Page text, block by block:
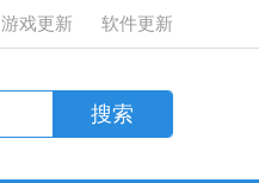
游戏更新 软件更新